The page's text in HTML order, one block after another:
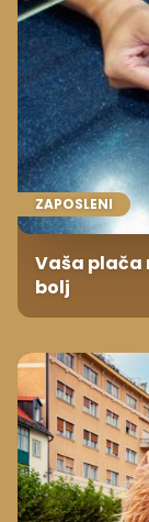
ZAPOSLENI
Vaša plača
bolj